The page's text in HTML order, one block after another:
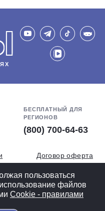
БЕСПЛАТНЫЙ ДЛЯ
РЕГИОНОВ
(800) 700-64-63
Договор оферта
СОУТ
версия
пользоваться
файлов
Cookiе - правилами